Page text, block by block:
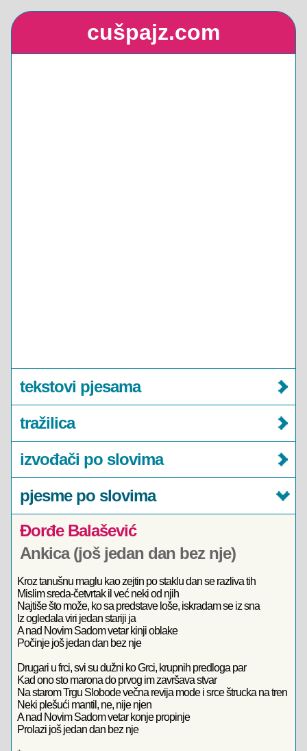
cušpajz.com
tekstovi pjesama
tražilica
izvođači po slovima
pjesme po slovima
Đorđe Balašević
Ankica (još jedan dan bez nje)
Kroz tanušnu maglu kao zejtin po staklu dan se razliva tih
Mislim sreda-četvrtak il već neki od njih
Najtiše što može, ko sa predstave loše, iskradam se iz sna
Iz ogledala viri jedan stariji ja
A nad Novim Sadom vetar kinji oblake
Počinje još jedan dan bez nje
Drugari u frci, svi su dužni ko Grci, krupnih predloga par
Kad ono sto marona do prvog im završava stvar
Na starom Trgu Slobode večna revija mode i srce štrucka na tren
Neki plešući mantil, ne, nije njen
A nad Novim Sadom vetar konje propinje
Prolazi još jedan dan bez nje